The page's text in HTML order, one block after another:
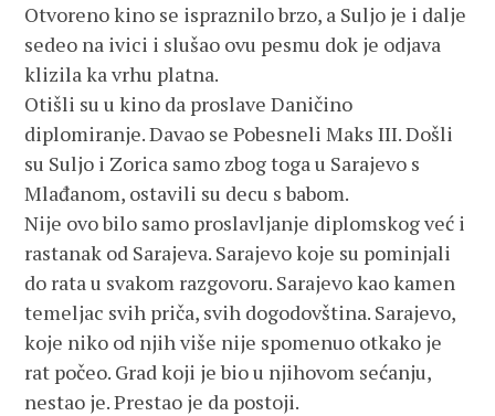
Otvoreno kino se ispraznilo brzo, a Suljo je i dalje
sedeo na ivici i slušao ovu pesmu dok je odjava
klizila ka vrhu platna.
Otišli su u kino da proslave Daničino
diplomiranje. Davao se Pobesneli Maks III. Došli
su Suljo i Zorica samo zbog toga u Sarajevo s
Mlađanom, ostavili su decu s babom.
Nije ovo bilo samo proslavljanje diplomskog već i
rastanak od Sarajeva. Sarajevo koje su pominjali
do rata u svakom razgovoru. Sarajevo kao kamen
temeljac svih priča, svih dogodovština. Sarajevo,
koje niko od njih više nije spomenuo otkako je
rat počeo. Grad koji je bio u njihovom sećanju,
nestao je. Prestao je da postoji.